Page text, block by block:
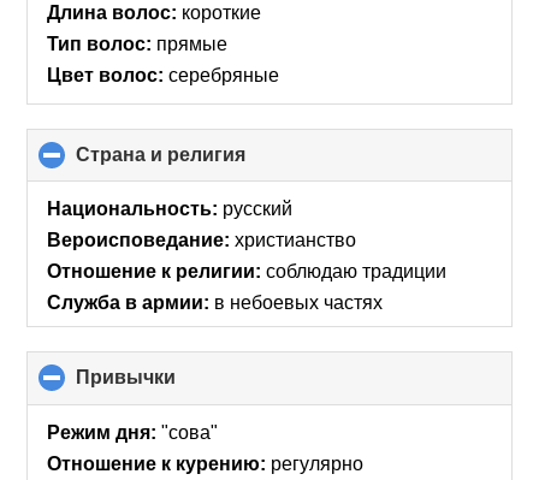
Длина волос: короткие
Тип волос: прямые
Цвет волос: серебряные
Страна и религия
to
collapse
Национальность: русский
Вероисповедание: христианство
Отношение к религии: соблюдаю традиции
Служба в армии: в небоевых частях
Привычки
to
collapse
Режим дня: "сова"
Отношение к курению: регулярно